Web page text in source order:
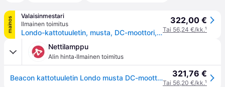
mainos
Valaisinmestari
Ilmainen toimitus
Londo-kattotuuletin, musta, DC-moottori, 132 cm, hiljainen – Beacon Beacon Lighting - Olohuone - Moderni - Muovi
322,00 €
Tai 56,24 €/kk.¹
Nettilamppu
Alin hinta·Ilmainen toimitus
Beacon kattotuuletin Londo musta DC-moottori 132 cm hiljainen 321,76 €
Tai 56,20 €/kk.¹